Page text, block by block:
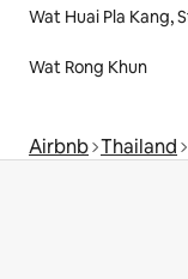
Wat Rong Khun
Airbnb Thailand